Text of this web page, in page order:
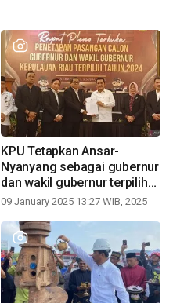
KPU Tetapkan Ansar-
Nyanyang sebagai gubernur
dan wakil gubernur terpilih
periode 2025-2030
09 January 2025 13:27 WIB, 2025